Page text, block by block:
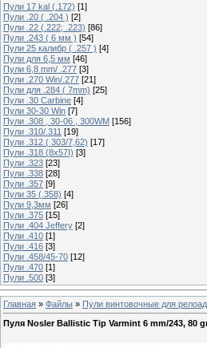
Пули 17 kal (.172) [1]
Пули .20 ( .204 ) [2]
Пули .22 (.222; .223) [86]
Пули .243 ( 6 мм ) [54]
Пули 25 калибр ( .257 ) [4]
Пули для 6,5 мм [46]
Пули 6,8 mm/ .277 [3]
Пули .270 Win/.277 [21]
Пули для .284 ( 7mm) [25]
Пули .30 Carbine [4]
Пули 30-30 Win [7]
Пули .308 , 30-06 , 300WM [156]
Пули .310/.311 [19]
Пули .312 ( 303/7,62) [17]
Пули .318 (8х57I) [3]
Пули .323 [23]
Пули .338 [28]
Пули .357 [9]
Пули 35 (.358) [4]
Пули 9,3мм [26]
Пули .375 [15]
Пули .404 Jeffery [2]
Пули .410 [1]
Пули .416 [3]
Пули .458/45-70 [12]
Пули .470 [1]
Пули .500 [3]
Главная » Файлы » Пули винтовочные для
Пуля Nosler Ballistic Tip Varmint 6 mm/243, 80